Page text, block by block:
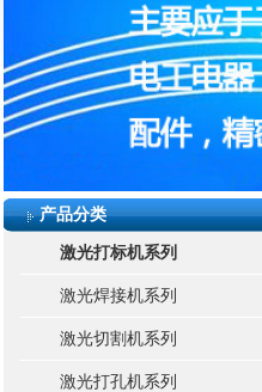
产品分类
激光打标机系列
激光焊接机系列
激光切割机系列
激光打孔机系列